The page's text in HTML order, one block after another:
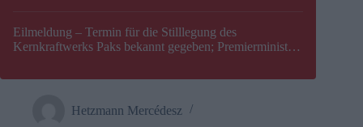
Eilmeldung – Termin für die Stilllegung des
Kernkraftwerks Paks bekannt gegeben; Premierminister
Hetzmann Mercédesz